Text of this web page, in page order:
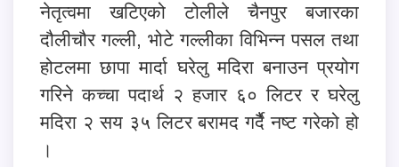
नेतृत्वमा खटिएको टोलीले चैनपुर बजारका
दौलीचौर गल्ली, भोटे गल्लीका विभिन्न पसल तथा
होटलमा छापा मार्दा घरेलु मदिरा बनाउन प्रयोग
गरिने कच्चा पदार्थ २ हजार ६० लिटर र घरेलु
मदिरा २ सय ३५ लिटर बरामद गर्दैै नष्ट गरेको हो
।